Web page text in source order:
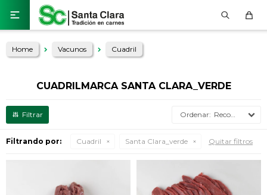

Home Vacunos Cuadril
CUADRILMARCA SANTA CLARA_VERDE
Recomendados
Filtrando por: Cuadril Santa Clara_verde Quitar filtros